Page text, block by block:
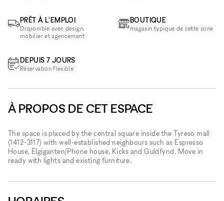
PRÊT À L'EMPLOI
Disponible avec design,
mobilier et agencement
DEPUIS 7 JOURS
Réservation flexible
BOUTIQUE
magasin typique de cette zone
À PROPOS DE CET ESPACE
The space is placed by the central square inside the Tyresö mall
(1412-3117) with well-established neighbours such as Espresso
House, Elgiganten/Phone house, Kicks and Guldfynd. Move in
ready with lights and existing furniture.